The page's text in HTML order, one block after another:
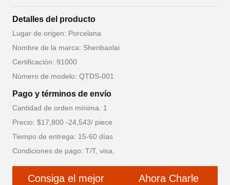
Detalles del producto
Lugar de origen: Porcelana
Nombre de la marca: Shenbaolai
Certificación: 91000
Número de modelo: QTDS-001
Pago y términos de envío
Cantidad de orden mínima: 1
Precio: $17,800 -24,543/ piece
Tiempo de entrega: 15-60 días
Condiciones de pago: T/T, visa,
Consiga el mejor
Ahora Charle